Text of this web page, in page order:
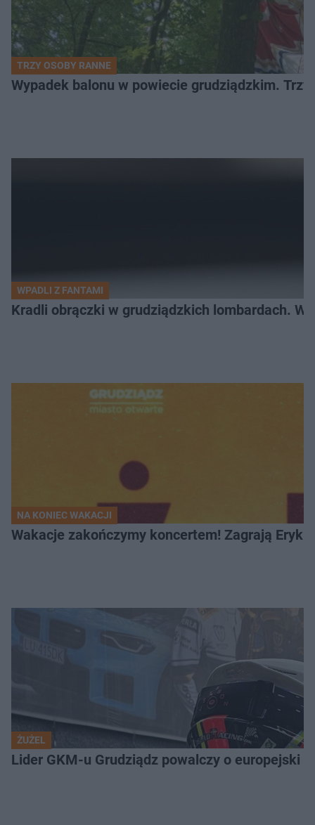
TRZY OSOBY RANNE
Wypadek balonu w powiecie grudziądzkim.
WPADLI Z FANTAMI
Kradli obrączki w grudziądzkich lombardach.
NA KONIEC WAKACJI
Wakacje zakończymy koncertem! Zagrają Eryk
ŻUŻEL
Lider GKM-u Grudziądz powalczy o europejski